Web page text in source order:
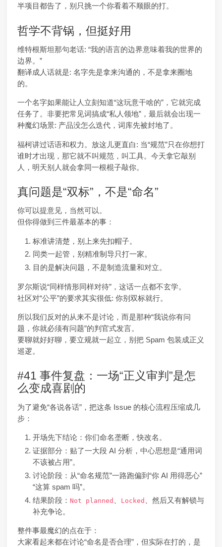
半项目都告了，别只挑一个你看着不顺眼的打。
哲学不背锅，但挺好用
维特根斯坦那句老话: “我的语言的边界意味着我的世界的
边界。”
翻译成人话就是: 名字先是拿来沟通的，不是拿来圈地
的。
一个名字如果能让人立刻知道“这玩意干啥的”，它就完成
任务了。非要把常见词搞成“私人领地”，最后就会出现一
种魔幻场景: 产品没怎么迭代，词库先被封地了。
福柯讲过话语和权力。放这儿更直白: 当“规范”只在你想打
谁时才出现，那它就不叫规范，叫工具。今天拿它敲别
人，明天别人就会拿同一根棍子敲你。
真问题是“双标”，不是“命名”
你可以提意见，当然可以。
但你得做到三件最基本的事：
标准讲清楚，别上来先扣帽子。
同类一起管，别精准制导只打一家。
目的是解决问题，不是制造流量和对立。
罗尔斯说“同样情形同样对待”，这话一点都不玄学。
社区对“公平”的要求其实很低: 你别双标就行。
所以我们反对的从来不是讨论，而是那种“我说你有问
题，你就必须有问题”的判官式发言。
要聊就好好聊，要立规就一起立，别把 Spam 包装成正义
巡逻。
#41 事件复盘：一场“正义审判”是怎
么变成喜剧的
为了避免“各说各话”，把这条 Issue 的核心流程压缩成几
步：
开场先下结论：你们命名垄断，快改名。
证据部分：贴了一大段 AI 分析，中心思想是“通用词
不该被占用”。
讨论阶段：从“命名规范”一路跑偏到“你 AI 用得恶心”
“这算 spam 吗”。
结果阶段： Not planned Locked 、然后又有解锁与
补充争论。
整件事最魔幻的点在于：
大家看起来都在讨论“命名是否合理”，但实际在打的，是